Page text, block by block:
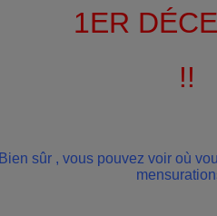
1ER
!!
Bien sûr , vous pouvez voir où